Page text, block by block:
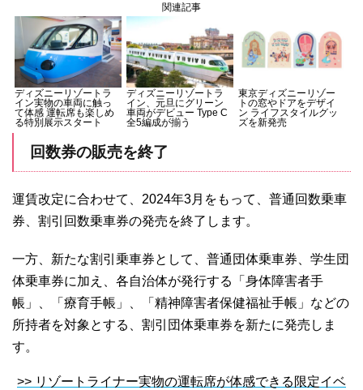
関連記事
ディズニーリゾートラ
イン実物の車両に触っ
て体感 運転席も楽しめ
る特別展示スタート
ディズニーリゾートラ
イン、元旦にグリーン
車両がデビュー Type C
全5編成が揃う
東京ディズニーリゾー
トの窓やドアをデザイ
ン ライフスタイルグッ
ズを新発売
回数券の販売を終了
運賃改定に合わせて、2024年3月をもって、普通回数乗車
券、割引回数乗車券の発売を終了します。
一方、新たな割引乗車券として、普通団体乗車券、学生団
体乗車券に加え、各自治体が発行する「身体障害者手
帳」、「療育手帳」、「精神障害者保健福祉手帳」などの
所持者を対象とする、割引団体乗車券を新たに発売しま
す。
>> リゾートライナー実物の運転席が体感できる限定イベ